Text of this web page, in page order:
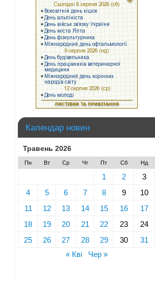
Календар новин
Травень 2026
Пн Вт Ср Чт Пт Сб Нд
1 2
3
4
5 6 7 8 9
10
11
12 13 14 15 16
17
18
19 20 21 22 23
24
25
26 27 28 29 30
31
« Кві
Чер »